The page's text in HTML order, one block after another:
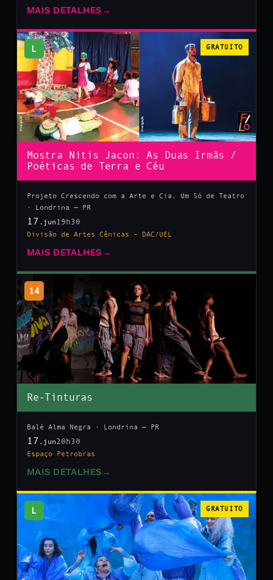
MAIS DETALHES →
L GRATUITO
Mostra Nitis Jacon: As Duas Irmãs /
Poéticas de Terra e Céu
Projeto Crescendo com a Arte e Cia. Um Só de Teatro
· Londrina — PR
17 .jun 19h30
Divisão de Artes Cênicas – DAC/UEL
MAIS DETALHES →
14
Re-Tinturas
Balé Alma Negra · Londrina — PR
17 .jun20h30
Espaço Petrobras
MAIS DETALHES →
L GRATUITO